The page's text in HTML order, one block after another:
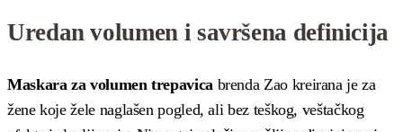
Uredan volumen i savršena definicija
Maskara za volumen trepavicabrenda Zao kreirana je za
žene koje žele naglašen pogled, ali bez teškog, veštačkog